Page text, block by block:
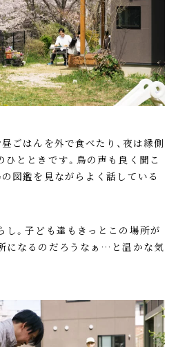
ごはんを外で食べたり、夜は縁側
とときです。鳥の声も良く聞こ
図鑑を見ながらよく話している
し。子ども達もきっとこの場所が
になるのだろうなぁ…と温かな気